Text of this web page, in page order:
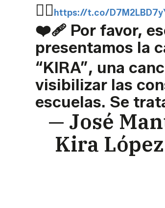
👉🏻 https://t.co/
❤️‍🩹 Por favor,
presentamos la
“KIRA”, una
visibilizar las
escuelas. Se
— José
Kira